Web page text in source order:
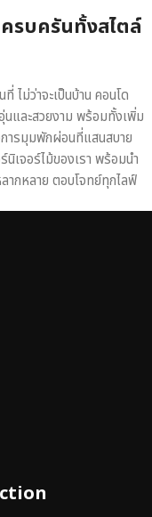
รบครันทั้งสไตล์
ไม่ว่าจะเป็นบ้าน คอนโด
นและสวยงาม พร้อมทั้งเพิ่ม
การมุมพักผ่อนที่แสนสบาย
เจอร์ไม้ของเรา พร้อมนำ
ากหลาย ตอบโจทย์ทุกไลฟ์
ะที่สะท้อนถึงรสนิยมและ
ช้งานที่ตอบโจทย์ทุกความ
ตจากวัสดุคุณภาพสูง ผ่าน